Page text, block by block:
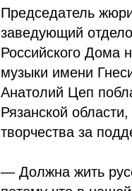
Председатель
заведующий
Российского Дома
музыки имени
Анатолий Цеп
Рязанской
творчества за
— Должна жить